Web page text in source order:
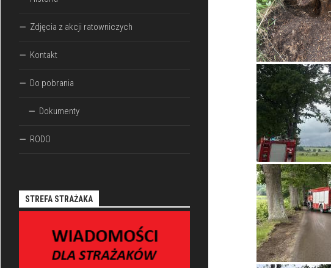
Zdjęcia z akcji ratowniczych
Kontakt
Do pobrania
Dokumenty
RODO
STREFA STRAŻAKA